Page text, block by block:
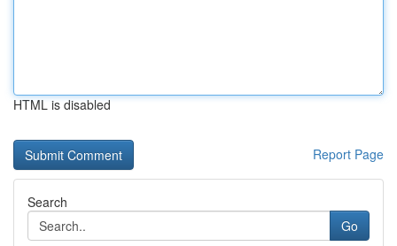
HTML is disabled
Report Page
Search
Go